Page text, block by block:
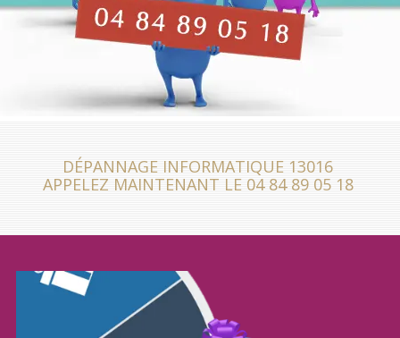
DÉPANNAGE INFORMATIQUE 13016
APPELEZ MAINTENANT LE 04 84 89 05 18